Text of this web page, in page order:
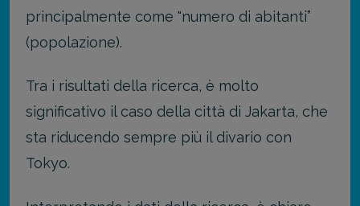
principalmente come "numero di abitanti”
(popolazione).
Tra i risultati della ricerca, è molto
significativo il caso della città di Jakarta, che
sta riducendo sempre più il divario con
Tokyo.